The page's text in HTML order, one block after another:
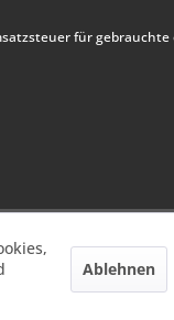
für
Ablehnen